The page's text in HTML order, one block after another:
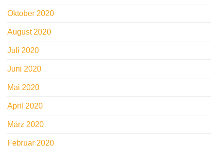
Oktober 2020
August 2020
Juli 2020
Juni 2020
Mai 2020
April 2020
März 2020
Februar 2020